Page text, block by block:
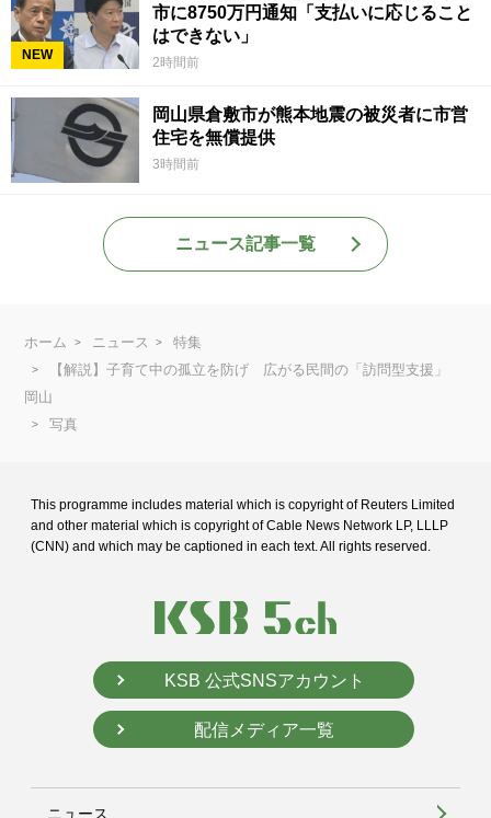
NEW
市に8750万円通知「支払いに応じること
はできない」
2時間前
岡山県倉敷市が熊本地震の被災者に市営
住宅を無償提供
3時間前
ニュース記事一覧
ホーム ニュース
特集
【解説】子育て中の孤立を防げ 広がる民間の「訪問型支援」
岡山
写真
This programme includes material which is copyright of Reuters Limited
and other material which is copyright of Cable News Network LP, LLLP
(CNN) and which may be captioned in each text. All rights reserved.
KSB 公式SNSアカウント
配信メディア一覧
ニュース